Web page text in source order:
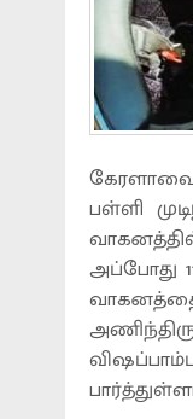
பள்ளி
அப்போது